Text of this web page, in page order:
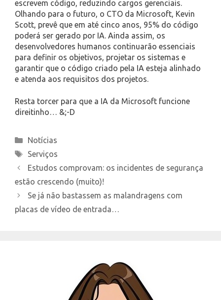
escrevem código, reduzindo cargos gerenciais.
Olhando para o futuro, o CTO da Microsoft, Kevin
Scott, prevê que em até cinco anos, 95% do código
poderá ser gerado por IA. Ainda assim, os
desenvolvedores humanos continuarão essenciais
para definir os objetivos, projetar os sistemas e
garantir que o código criado pela IA esteja alinhado
e atenda aos requisitos dos projetos.
Resta torcer para que a IA da Microsoft funcione
direitinho… &;-D
Categories
Notícias
Tags
Serviços
Estudos comprovam: os incidentes de segurança
estão crescendo (muito)!
Se já não bastassem as malandragens com
placas de vídeo de entrada…